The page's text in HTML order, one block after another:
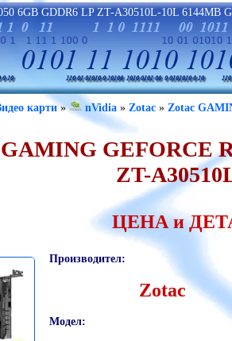
6GB GDDR6 LP ZT-A30510L-10L 6144MB
карти» nVidia » Zotac » Zotac
GEFORCE
ZT-
ЦЕНА и
Производител:
Zotac
Модел: